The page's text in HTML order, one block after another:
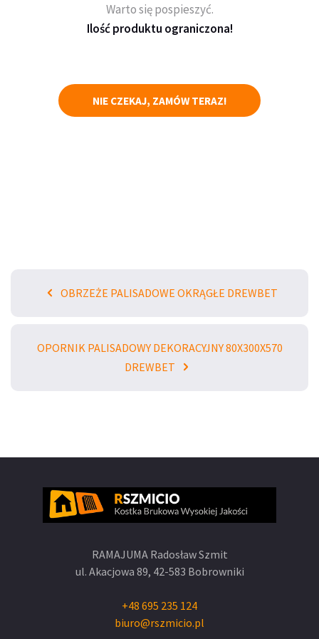
Warto się pospieszyć.
Ilość produktu ograniczona!
NIE CZEKAJ, ZAMÓW TERAZ!
OBRZEŻE PALISADOWE OKRĄGŁE DREWBET
OPORNIK PALISADOWY DEKORACYJNY 80X300X570
DREWBET
RAMAJUMA Radosław Szmit
ul. Akacjowa 89, 42-583 Bobrowniki
+48 695 235 124
biuro@rszmicio.pl